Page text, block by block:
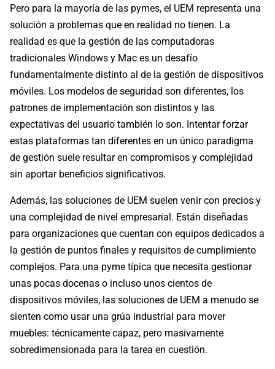
Pero para la mayoría de las pymes, el UEM representa una
solución a problemas que en realidad no tienen. La
realidad es que la gestión de las computadoras
tradicionales Windows y Mac es un desafío
fundamentalmente distinto al de la gestión de dispositivos
móviles. Los modelos de seguridad son diferentes, los
patrones de implementación son distintos y las
expectativas del usuario también lo son. Intentar forzar
estas plataformas tan diferentes en un único paradigma
de gestión suele resultar en compromisos y complejidad
sin aportar beneficios significativos.
Además, las soluciones de UEM suelen venir con precios y
una complejidad de nivel empresarial. Están diseñadas
para organizaciones que cuentan con equipos dedicados a
la gestión de puntos finales y requisitos de cumplimiento
complejos. Para una pyme típica que necesita gestionar
unas pocas docenas o incluso unos cientos de
dispositivos móviles, las soluciones de UEM a menudo se
sienten como usar una grúa industrial para mover
muebles: técnicamente capaz, pero masivamente
sobredimensionada para la tarea en cuestión.